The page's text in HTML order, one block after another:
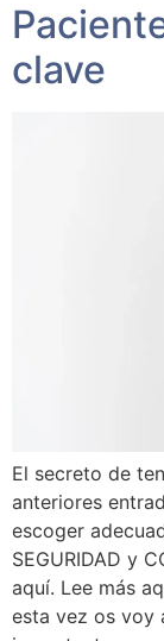
clave
El secreto de
anteriores
escoger
SEGURIDAD y
aquí. Lee más
esta vez os voy